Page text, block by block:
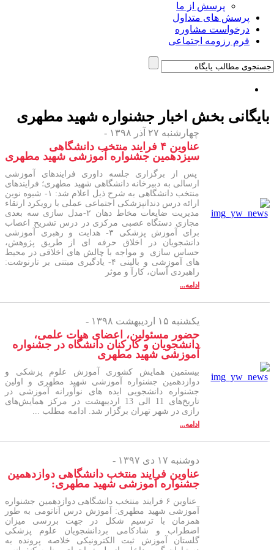
پرسش از ما
پرسش های متداول
درخواست مشاوره
فرم رزومه اجتماعی
بخش اخبار جشنواره شهید مطهری
چهارشنبه ۲۷ آذر ۱۳۹۸ -
عناوین ۴ فرایند منتخب دانشگاهی
سیزدهمین جشنواره آموزشی شهید مطهری
پس از برگزاری جلسه داوری فرایندهای آموزشی
ارسالی به دبیرخانه دانشگاهی شهید مطهری؛ فرایندهای
منتخب دانشگاهی به شرح ذیل اعلام شد: ۱- شیوه نوین
ارائه درس دندانپزشکی اجتماعی عملی با رویکرد ارتقاء
مدیریت ضایعات مخاط دهان ۲-مدل سازی سه بعدی
مجازی دستگاه عصبی مرکزی در درس تشریح اعصاب
برای آموزش پزشکی ۳- هدایت و رهبری آموزشی
دانشجویان در اخلاق حرفه ای از طریق پژوهش،
حساس سازی و مواجه با چالش های اخلاقی در محیط
های آموزشی و بالینی ۴- یادگیری مبتنی بر تارنوشت:
راهبردی آسان، کارآ و موثر
ادامه...
یکشنبه ۱۵ اردیبهشت ۱۳۹۸ -
حضور مسئولین، اعضای هیات علمی،
دانشجویان و کارکنان دانشگاه در جشنواره
آموزشی شهید مطهری
بیستمین همایش کشوری آموزش علوم پزشکی و
دوازدهمین جشنواره آموزشی شهید مطهری و اولین
جشنواره دانشجویی ایده های نوآورانه آموزشی در
تاریخ‌های 11 الی 13 اردیبهشت در مرکز همایش‌های
رازی در شهر تهران برگزار شد. ادامه مطلب ...
ادامه...
دوشنبه ۱۷ دی ۱۳۹۷ -
عناوین فرایند منتخب دانشگاهی دوازدهمین
جشنواره آموزشی شهید مطهری:
عناوین ۶ فرایند منتخب دانشگاهی دوازدهمین جشنواره
آموزشی شهید مطهری: آموزش درس آناتومی به طور
همزمان با ترسیم شکل در جهت بررسی میزان
اضطراب و شادکامی بردانشجویان علوم پزشکی
گلستان آموزش ثبت الکترونیکی خلاصه پرونده به